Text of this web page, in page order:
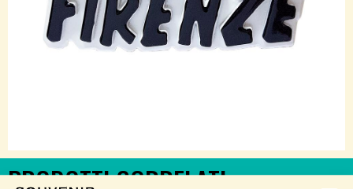
PRODOTTI CORRELATI